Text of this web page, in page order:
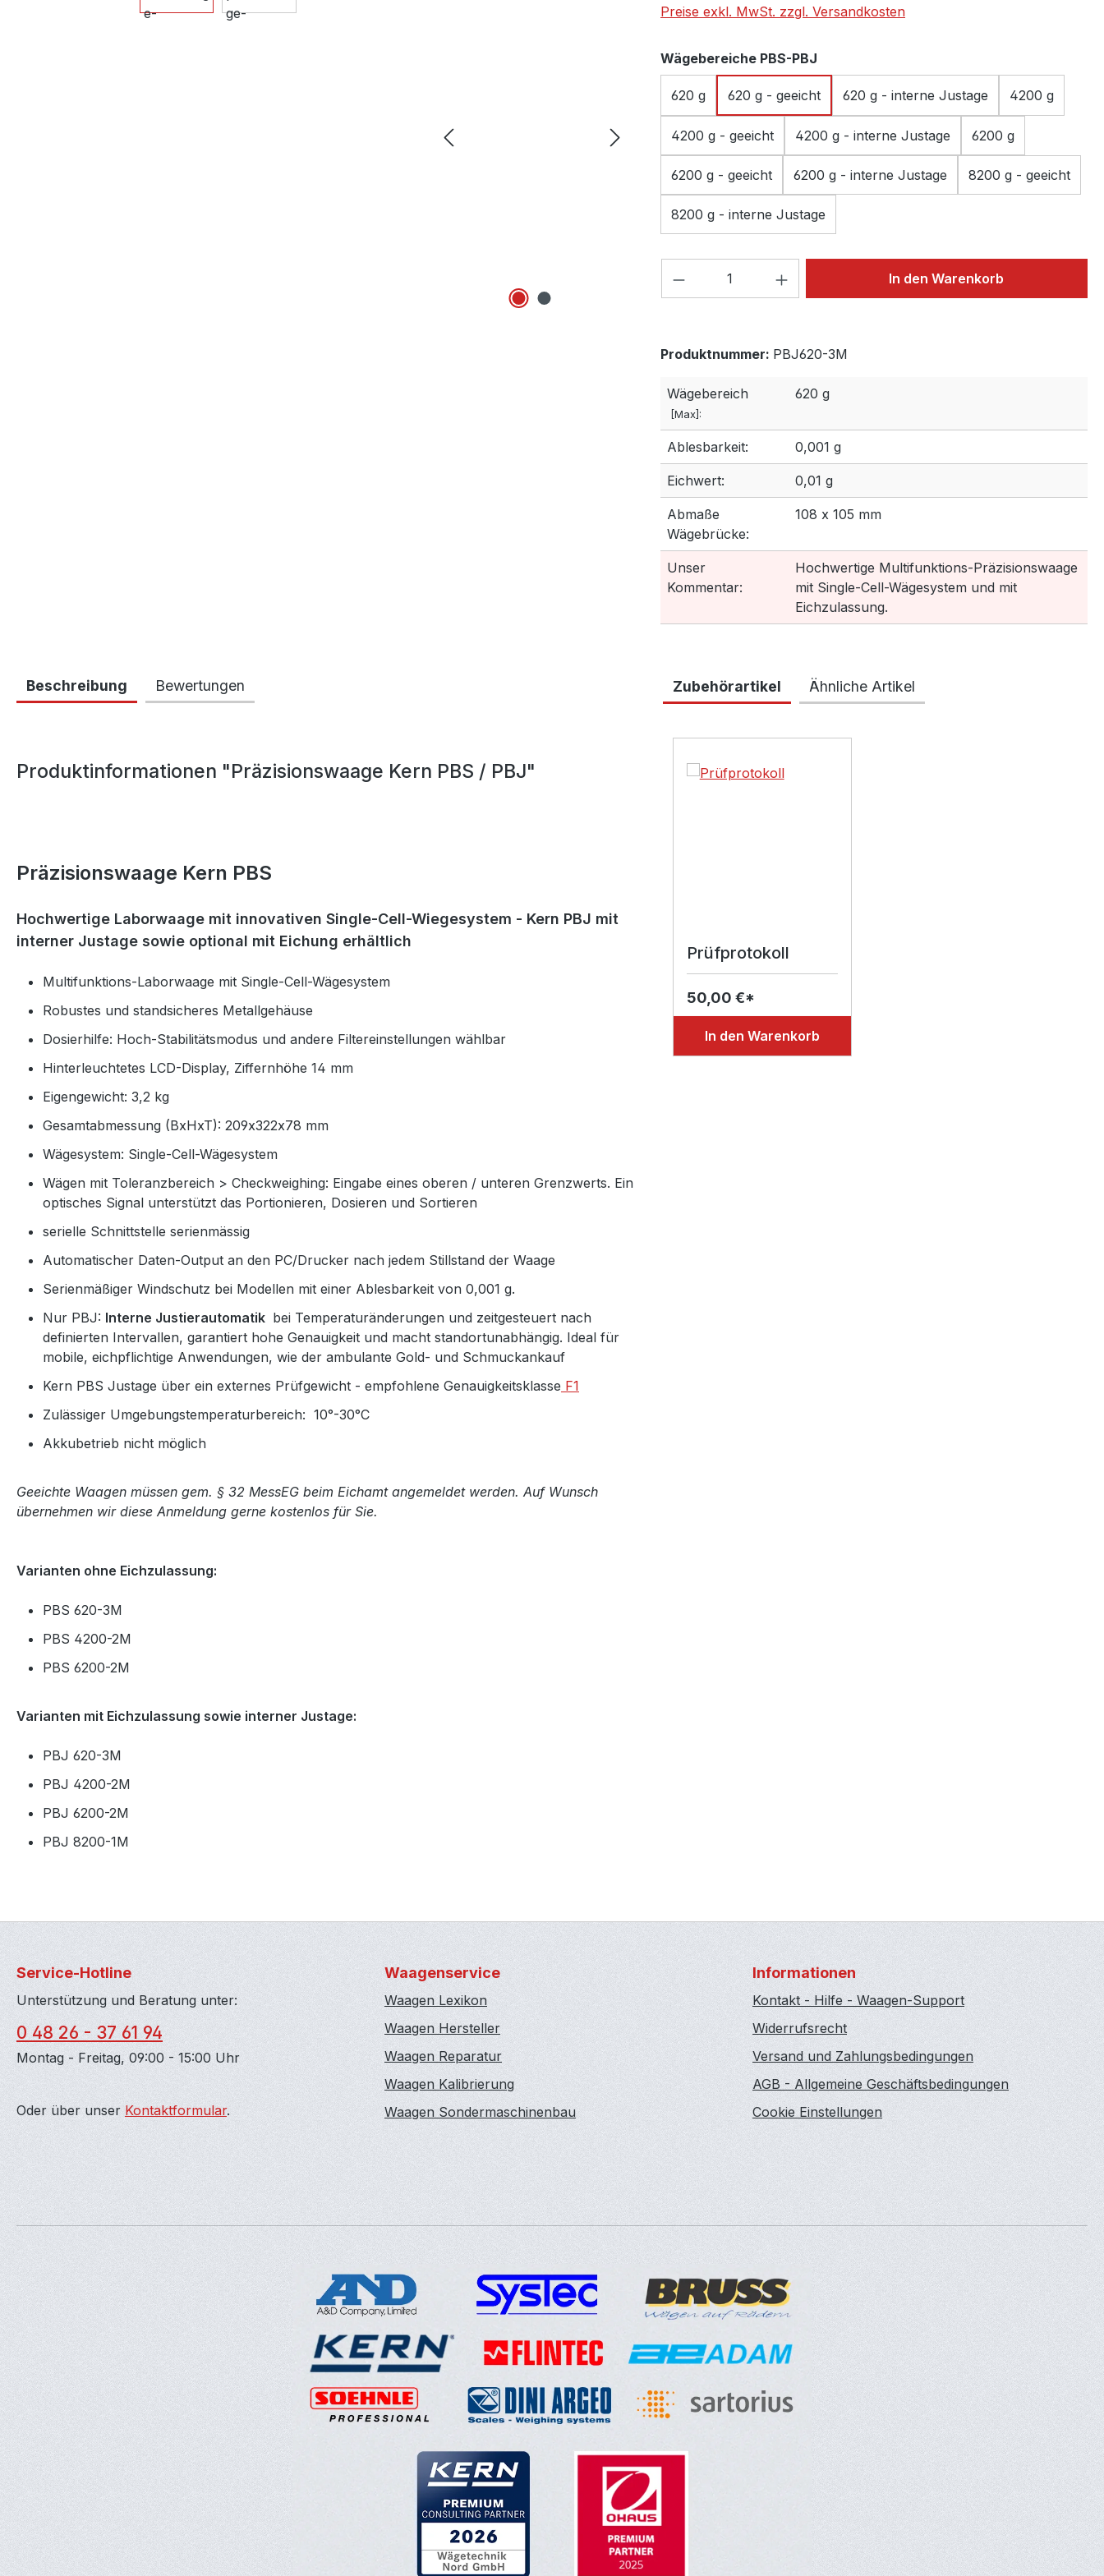
Preise exkl. MwSt. zzgl. Versandkosten
Wägebereiche PBS-PBJ
620 g 620 g - geeicht 620 g - interne Justage 4200 g
4200 g - geeicht 4200 g - interne Justage 6200 g
6200 g - geeicht 6200 g - interne Justage 8200 g - geeicht
8200 g - interne Justage
Produkt Anzahl: Gib den gewünschten Wert
In den Warenkorb
Produktnummer: PBJ620-3M
Wägebereich
[Max]:
620 g
Ablesbarkeit: 0,001 g
Eichwert: 0,01 g
Abmaße
Wägebrücke:
108 x 105 mm
Unser
Kommentar:
Hochwertige Multifunktions-Präzisionswaage
mit Single-Cell-Wägesystem und mit
Eichzulassung.
Beschreibung Bewertungen
Produktinformationen "Präzisionswaage Kern PBS / PBJ"
Präzisionswaage Kern PBS
Hochwertige Laborwaage mit innovativen Single-Cell-Wiegesystem - Kern PBJ mit
interner Justage sowie optional mit Eichung erhältlich
Multifunktions-Laborwaage mit Single-Cell-Wägesystem
Robustes und standsicheres Metallgehäuse
Dosierhilfe: Hoch-Stabilitätsmodus und andere Filtereinstellungen wählbar
Hinterleuchtetes LCD-Display, Ziffernhöhe 14 mm
Eigengewicht: 3,2 kg
Gesamtabmessung (BxHxT): 209x322x78 mm
Wägesystem: Single-Cell-Wägesystem
Wägen mit Toleranzbereich > Checkweighing: Eingabe eines oberen / unteren Grenzwerts. Ein
optisches Signal unterstützt das Portionieren, Dosieren und Sortieren
serielle Schnittstelle serienmässig
Automatischer Daten-Output an den PC/Drucker nach jedem Stillstand der Waage
Serienmäßiger Windschutz bei Modellen mit einer Ablesbarkeit von 0,001 g.
Nur PBJ: Interne Justierautomatik bei Temperaturänderungen und zeitgesteuert nach
definierten Intervallen, garantiert hohe Genauigkeit und macht standortunabhängig. Ideal für
mobile, eichpflichtige Anwendungen, wie der ambulante Gold- und Schmuckankauf
Kern PBS Justage über ein externes Prüfgewicht - empfohlene Genauigkeitsklasse F1
Zulässiger Umgebungstemperaturbereich: 10°-30°C
Akkubetrieb nicht möglich
Geeichte Waagen müssen gem. § 32 MessEG beim Eichamt angemeldet werden. Auf Wunsch
übernehmen wir diese Anmeldung gerne kostenlos für Sie.
Varianten ohne Eichzulassung:
PBS 620-3M
PBS 4200-2M
PBS 6200-2M
Varianten mit Eichzulassung sowie interner Justage:
PBJ 620-3M
PBJ 4200-2M
PBJ 6200-2M
PBJ 8200-1M
Zubehörartikel Ähnliche Artikel
Prüfprotokoll
50,00 €*
In den Warenkorb
Service-Hotline
Unterstützung und Beratung unter:
0 48 26 - 37 61 94
Montag - Freitag, 09:00 - 15:00 Uhr
Oder über unser Kontaktformular.
Waagenservice
Waagen Lexikon
Waagen Hersteller
Waagen Reparatur
Waagen Kalibrierung
Waagen Sondermaschinenbau
Informationen
Kontakt - Hilfe - Waagen-Support
Widerrufsrecht
Versand und Zahlungsbedingungen
AGB - Allgemeine Geschäftsbedingungen
Cookie Einstellungen